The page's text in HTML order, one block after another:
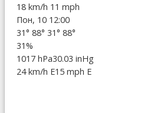
18 km/h 11 mph
Пон, 10 12:00
31° 88° 31° 88°
31%
1017 hPa30.03 inHg
24 km/h E15 mph E